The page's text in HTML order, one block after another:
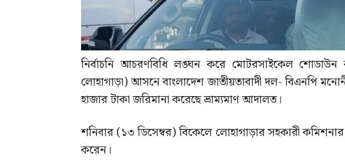
নির্বাচনি আচরণবিধি লঙ্ঘন করে মোটরসাইকেল শোডাউন
লোহাগাড়া) আসনে বাংলাদেশ জাতীয়তাবাদী দল- বিএনপি
হাজার টাকা জরিমানা করেছে ভ্রাম্যমাণ আদালত।
শনিবার (১৩ ডিসেম্বর) বিকেলে লোহাগাড়ার সহকারী
করেন।